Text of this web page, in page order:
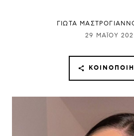
ΓΙΩΤΑ
29 ΜΑΪ́ΟΥ